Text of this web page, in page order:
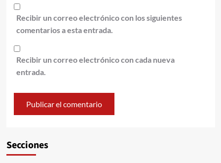
Recibir un correo electrónico con los siguientes
comentarios a esta entrada.
Recibir un correo electrónico con cada nueva
entrada.
Secciones